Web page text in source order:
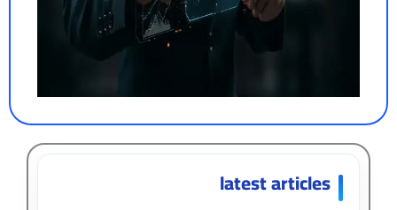
latest articles